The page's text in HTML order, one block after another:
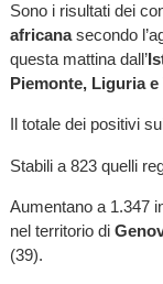
Sono i risultati dei
africanasecondo
questa mattina dall’
Piemonte, Liguria e
Il totale dei positivi
Stabili a 823 quelli
Aumentano a 1.347
nel territorio di
(39).